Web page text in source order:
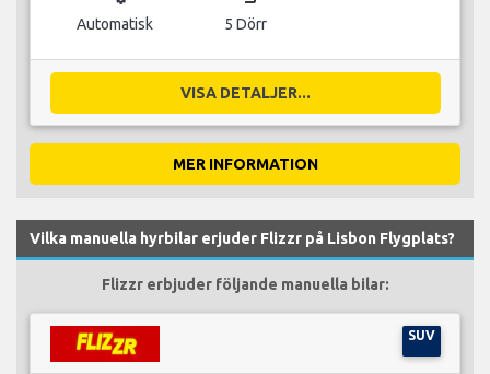
Automatisk 5 Dörr
VISA DETALJER...
MER INFORMATION
Vilka manuella hyrbilar erjuder Flizzr på Lisbon Flygplats?
Flizzr erbjuder följande manuella bilar:
SUV